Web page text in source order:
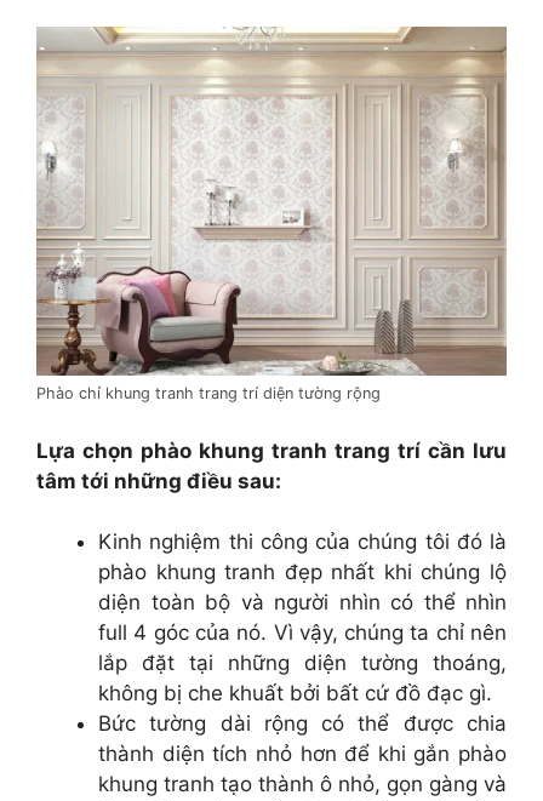
Phào chỉ khung tranh trang trí diện tường rộng
Lựa chọn phào khung tranh trang trí cần lưu
tâm tới những điều sau:
Kinh nghiệm thi công của chúng tôi đó là
phào khung tranh đẹp nhất khi chúng lộ
diện toàn bộ và người nhìn có thể nhìn
full 4 góc của nó. Vì vậy, chúng ta chỉ nên
lắp đặt tại những diện tường thoáng,
không bị che khuất bởi bất cứ đồ đạc gì.
Bức tường dài rộng có thể được chia
thành diện tích nhỏ hơn để khi gắn phào
khung tranh tạo thành ô nhỏ, gọn gàng và